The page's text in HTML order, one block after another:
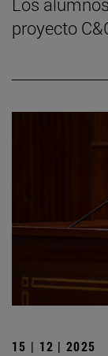
proyecto
15 | 12 | 2025